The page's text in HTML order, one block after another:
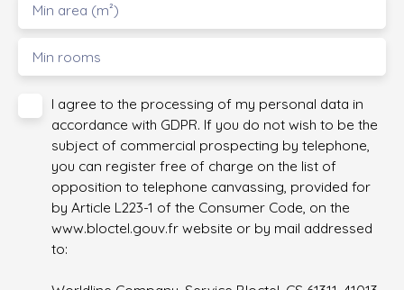
Min area (m²)
Min rooms
I agree to the processing of my personal data in
accordance with GDPR. If you do not wish to be the
subject of commercial prospecting by telephone,
you can register free of charge on the list of
opposition to telephone canvassing, provided for
by Article L223-1 of the Consumer Code, on the
www.bloctel.gouv.fr website or by mail addressed
to: